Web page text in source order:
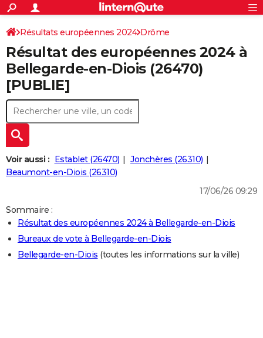
ACTUALITÉS
Politique
Société
Faits Divers
Education
Monde
Villes
+
SPORT
Coupe du monde 2026
Football
Tennis
Cyclisme
Rugby
Forum
CULTURE
Programme TV
TNT
Streaming
Cinéma
Sorties cinéma
Musique
+FINANCE
Retraite
Impôts
Epargne
Immobilier
Risques naturels par ville
Banque
Assurance
CréditAUTO
Essais
Réserver un essai
Citadines
Berlines
SUV
Forum auto
+HIGH-TECH
Mobiles
Meilleur smartphone
Internet
Ordinateurs
Jeux vidéo
Guide high-tech
+
BRICOLAGE
Forum
Aménagement intérieur
Extérieur
Cuisine
Salle de bains
Jardinage
Rangement
+
LIFESTYLE
Art de vivre
Bien-être
Loisirs
Mode
Modes de vie
SANTE
Alimentation
Guide de la santé
Maladies
Médicaments
Sommeil
VOYAGE
S'inscrire
Connexion
Résultats européennes 2024 Drôme
Résultat des européennes 2024 à
Bellegarde-en-Diois (26470)
[PUBLIE]
Voir aussi : Establet (26470)
Jonchères (26310)
Beaumont-en-Diois (26310)
17/06/26 09:29
Sommaire :
Résultat des européennes 2024 à Bellegarde-en-Diois
Bureaux de vote à Bellegarde-en-Diois
Bellegarde-en-Diois (toutes les informations sur la ville)